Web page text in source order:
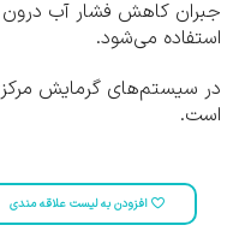
جبران کاهش فشار آب
استفاده می‌شود.
در سیستم‌های گرمایش
است.
افزودن به لیست علاقه مندی